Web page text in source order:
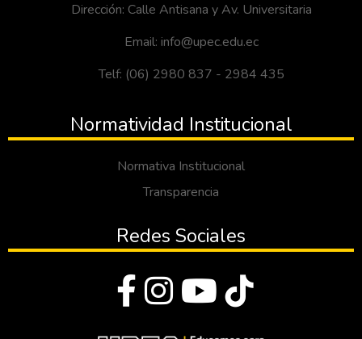
Dirección: Calle Antisana y Av. Universitaria
Email: info@upec.edu.ec
Telf: (06) 2980 837 - 2984 435
Normatividad Institucional
Normativa Institucional
Transparencia
Redes Sociales